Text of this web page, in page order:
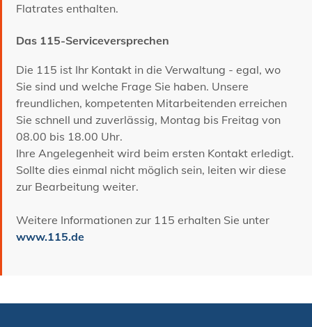
Flatrates enthalten.
Das 115-Serviceversprechen
Die 115 ist Ihr Kontakt in die Verwaltung - egal, wo
Sie sind und welche Frage Sie haben. Unsere
freundlichen, kompetenten Mitarbeitenden erreichen
Sie schnell und zuverlässig, Montag bis Freitag von
08.00 bis 18.00 Uhr.
Ihre Angelegenheit wird beim ersten Kontakt erledigt.
Sollte dies einmal nicht möglich sein, leiten wir diese
zur Bearbeitung weiter.
Weitere Informationen zur 115 erhalten Sie unter
www.115.de